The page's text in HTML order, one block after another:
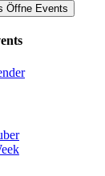
Öffne Events